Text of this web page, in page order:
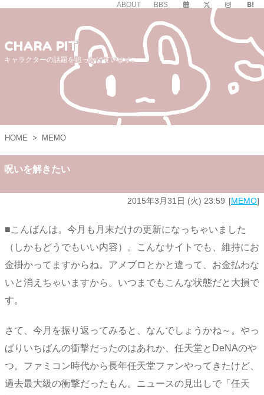
ABOUT BBS
CHARA PIT
キャラクターの話題を追っかけています。
HOME > MEMO
呪いを解きたい
2015年3月31日 (火) 23:59 MEMO
■こんばんは。今月も月末だけの更新になっちゃいました
（しかもどうでもいい内容）。こんなサイトでも、維持にお
金掛かってますからね。アメブロとかと違って、お金払わな
いと消えちゃいますから。いつまでもこんな状態だと大損で
す。
さて、今月を振り返ってみると、なんでしょうかね～。やっ
ぱりいちばんの衝撃だったのはあれか、任天堂とDeNAのや
つ。ファミコン時代から長年任天堂ファンやってきたけど、
過去最大級の衝撃だったもん。ニュースの見出しで「任天